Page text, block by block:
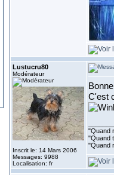
Lustucru80
Modérateur
Inscrit le: 14 Mars 2006
Messages: 9988
Localisation: fr
C'est
"Quand
"Quand
"Quand